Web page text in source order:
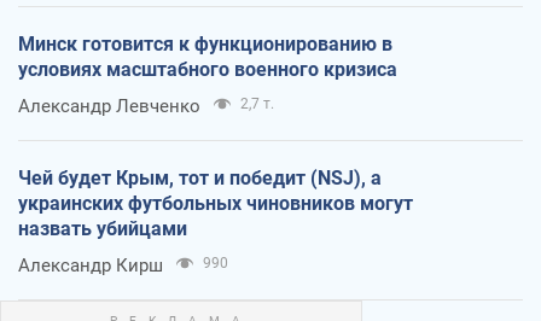
Минск готовится к функционированию в
условиях масштабного военного кризиса
Александр Левченко 2,7 т.
Чей будет Крым, тот и победит (NSJ), а
украинских футбольных чиновников могут
назвать убийцами
Александр Кирш 990